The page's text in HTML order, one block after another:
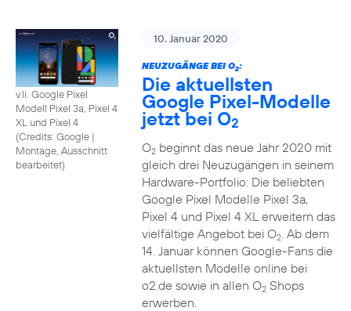
v.li. Google Pixel
Modell Pixel 3a, Pixel 4
XL und Pixel 4
(Credits: Google |
Montage, Ausschnitt
bearbeitet)
10. Januar 2020
NEUZUGÄNGE BEI O2:
Die aktuellsten
Google Pixel-Modelle
jetzt bei O2
O2beginnt das neue Jahr 2020 mit
gleich drei Neuzugängen in seinem
Hardware-Portfolio: Die beliebten
Google Pixel Modelle Pixel 3a,
Pixel 4 und Pixel 4 XL erweitern das
vielfältige Angebot bei O2. Ab dem
14. Januar können Google-Fans die
aktuellsten Modelle online bei
o2.de sowie in allen O2Shops
erwerben.